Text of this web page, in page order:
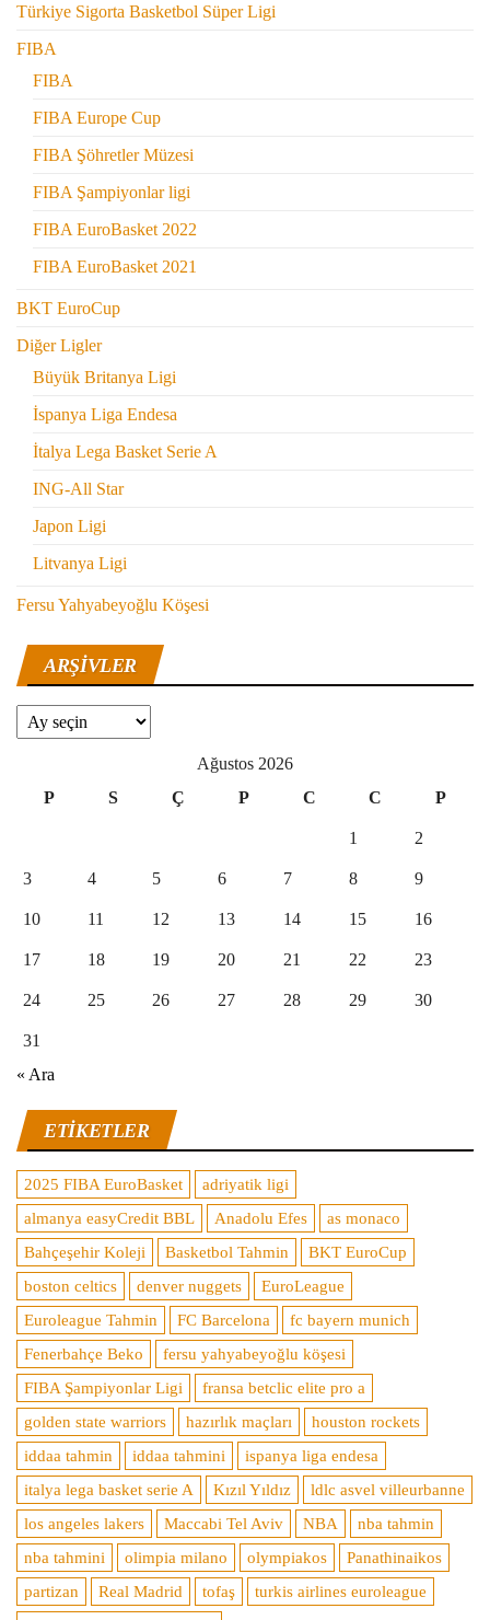
Türkiye Sigorta Basketbol Süper Ligi
FIBA
FIBA
FIBA Europe Cup
FIBA Şöhretler Müzesi
FIBA Şampiyonlar ligi
FIBA EuroBasket 2022
FIBA EuroBasket 2021
BKT EuroCup
Diğer Ligler
Büyük Britanya Ligi
İspanya Liga Endesa
İtalya Lega Basket Serie A
ING-All Star
Japon Ligi
Litvanya Ligi
Fersu Yahyabeyoğlu Köşesi
ARŞIVLER
Arşivler
Ağustos 2026
P
S Ç P C C P
1 2
3 4 5 6 7 8 9
10 11 12 13 14 15 16
17 18 19 20 21 22 23
24 25 26 27 28 29 30
31
« Ara
ETIKETLER
2025 FIBA EuroBasket
adriyatik ligi
almanya easyCredit BBL
Anadolu Efes
as monaco
Bahçeşehir Koleji
Basketbol Tahmin
BKT EuroCup
boston celtics
denver nuggets
EuroLeague
Euroleague Tahmin
FC Barcelona
fc bayern munich
Fenerbahçe Beko
fersu yahyabeyoğlu köşesi
FIBA Şampiyonlar Ligi
fransa betclic elite pro a
golden state warriors
hazırlık maçları
houston rockets
iddaa tahmin
iddaa tahmini
ispanya liga endesa
italya lega basket serie A
Kızıl Yıldız
ldlc asvel villeurbanne
los angeles lakers
Maccabi Tel Aviv NBA
nba tahmin
nba tahmini
olimpia milano olympiakos
Panathinaikos
partizan
Real Madrid tofaş
turkis airlines euroleague